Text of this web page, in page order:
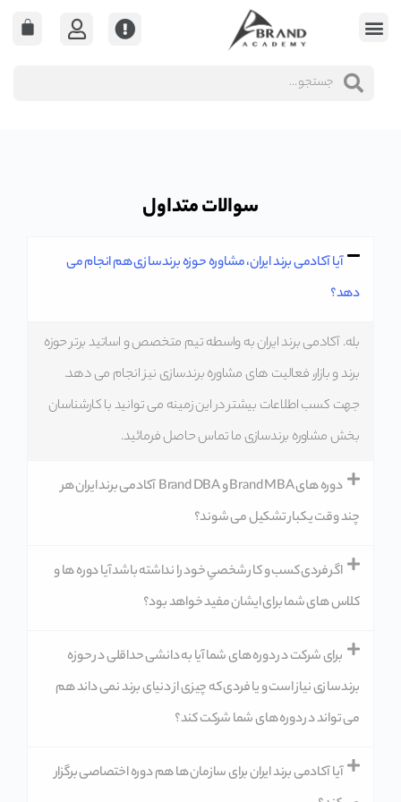
سوالات متداول
آیا آکادمی برند ایران، مشاوره حوزه برندسازی هم انجام می
دهد؟
بله. آکادمی برند ایران به واسطه تیم متخصص و اساتید برتر حوزه
برند و بازار، فعالیت های مشاوره برندسازی نیز انجام می دهد.
جهت کسب اطلاعات بیشتر در این زمینه می توانید با کارشناسان
بخش مشاوره برندسازی ما تماس حاصل فرمائید.
دوره های Brand MBA و Brand DBA آکادمی برند ایران هر
چند وقت یکبار تشکیل می شوند؟
اگر فردی کسب و کار شخصیِ خود را نداشته باشد آیا دوره ها و
کلاس های شما برای ایشان مفید خواهد بود؟
برای شرکت در دوره های شما آیا به دانشی حداقلی در حوزه
برندسازی نیاز است و یا فردی که چیزی از دنیای برند نمی داند هم
می تواند در دوره های شما شرکت کند؟
آیا آکادمی برند ایران برای سازمان ها هم دوره اختصاصی برگزار